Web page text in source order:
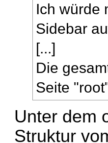
Ich würde
Sidebar
[...]
Die
Seite
Unter dem
Struktur